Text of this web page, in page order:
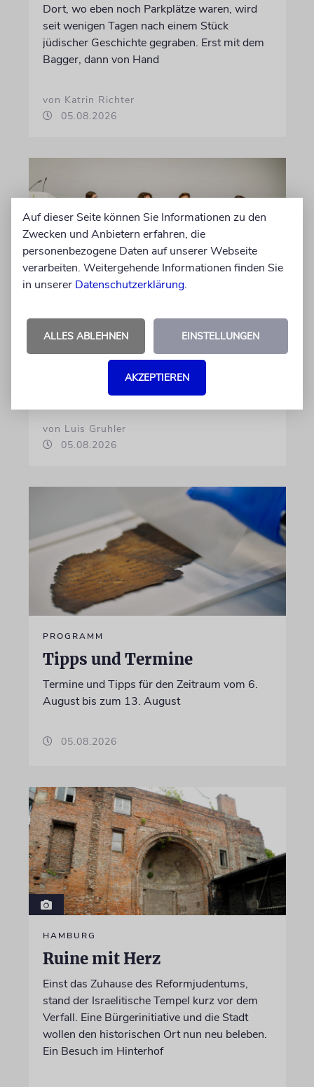
Dort, wo eben noch Parkplätze waren, wird
seit wenigen Tagen nach einem Stück
jüdischer Geschichte gegraben. Erst mit dem
Bagger, dann von Hand
von Katrin Richter
05.08.2026
Bedrohlich aktuell
Ein Forschungsprojekt von NS-Dokuzentrum
und Lenbachhaus untersucht, wie völkische
von Luis Gruhler
05.08.2026
PROGRAMM
Tipps und Termine
Termine und Tipps für den Zeitraum vom 6.
August bis zum 13. August
05.08.2026
HAMBURG
Ruine mit Herz
Einst das Zuhause des Reformjudentums,
stand der Israelitische Tempel kurz vor dem
Verfall. Eine Bürgerinitiative und die Stadt
wollen den historischen Ort nun neu beleben.
Ein Besuch im Hinterhof
Auf dieser Seite können Sie Informationen zu den
Zwecken und Anbietern erfahren, die
personenbezogene Daten auf unserer Webseite
verarbeiten. Weitergehende Informationen finden Sie
in unserer Datenschutzerklärung.
ALLES ABLEHNEN EINSTELLUNGEN
AKZEPTIEREN